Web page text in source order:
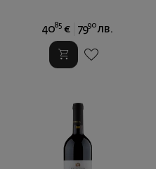
4085 € 7990 лв.